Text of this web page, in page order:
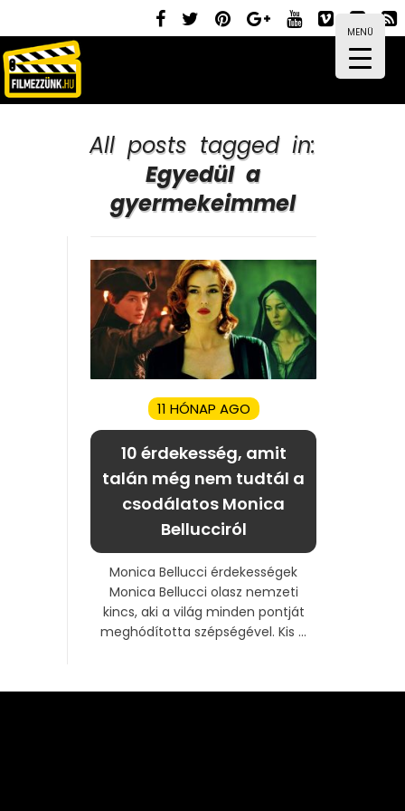
MENÜ
All posts tagged in:
Egyedül a
gyermekeimmel
11 HÓNAP AGO
10 érdekesség, amit
talán még nem tudtál a
csodálatos Monica
Bellucciról
Monica Bellucci érdekességek
Monica Bellucci olasz nemzeti
kincs, aki a világ minden pontját
meghódította szépségével. Kis ...